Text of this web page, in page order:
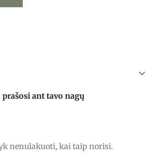
ant tavo nagų
nenulakuoti, kai taip norisi.